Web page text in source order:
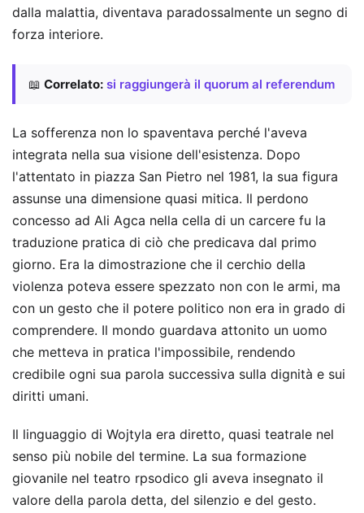
dalla malattia, diventava paradossalmente un segno di
forza interiore.
📖 Correlato: si raggiungerà il quorum al referendum
La sofferenza non lo spaventava perché l'aveva
integrata nella sua visione dell'esistenza. Dopo
l'attentato in piazza San Pietro nel 1981, la sua figura
assunse una dimensione quasi mitica. Il perdono
concesso ad Ali Agca nella cella di un carcere fu la
traduzione pratica di ciò che predicava dal primo
giorno. Era la dimostrazione che il cerchio della
violenza poteva essere spezzato non con le armi, ma
con un gesto che il potere politico non era in grado di
comprendere. Il mondo guardava attonito un uomo
che metteva in pratica l'impossibile, rendendo
credibile ogni sua parola successiva sulla dignità e sui
diritti umani.
Il linguaggio di Wojtyla era diretto, quasi teatrale nel
senso più nobile del termine. La sua formazione
giovanile nel teatro rpsodico gli aveva insegnato il
valore della parola detta, del silenzio e del gesto.